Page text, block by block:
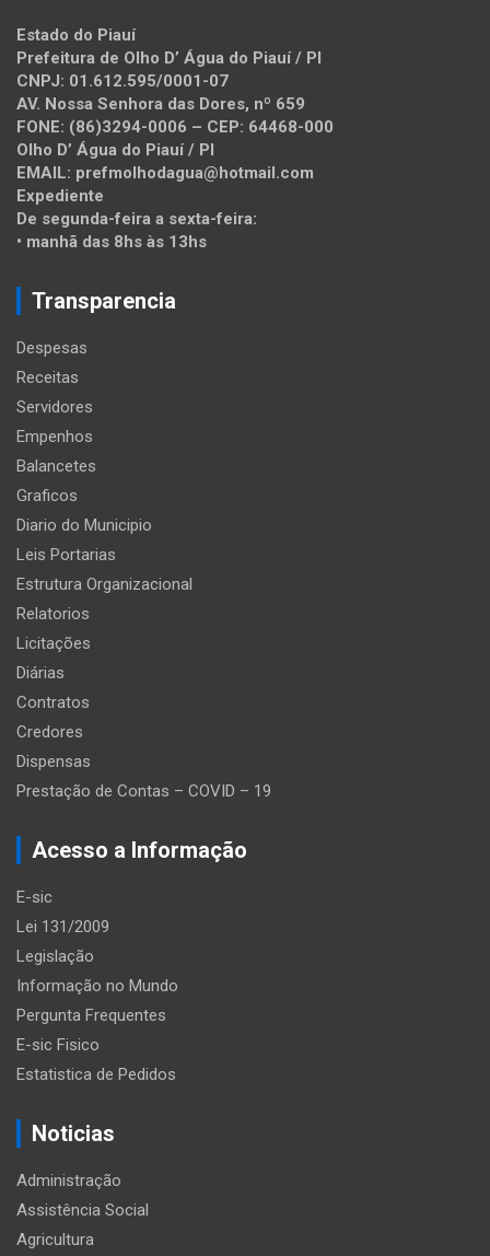
Estado do Piauí
Prefeitura de Olho D’ Água do Piauí / PI
CNPJ: 01.612.595/0001-07
AV. Nossa Senhora das Dores, nº 659
FONE: (86)3294-0006 – CEP: 64468-000
Olho D’ Água do Piauí / PI
EMAIL: prefmolhodagua@hotmail.com
Expediente
De segunda-feira a sexta-feira:
• manhã das 8hs às 13hs
Transparencia
Despesas
Receitas
Servidores
Empenhos
Balancetes
Graficos
Diario do Municipio
Leis Portarias
Estrutura Organizacional
Relatorios
Licitações
Diárias
Contratos
Credores
Dispensas
Prestação de Contas – COVID – 19
Acesso a Informação
E-sic
Lei 131/2009
Legislação
Informação no Mundo
Pergunta Frequentes
E-sic Fisico
Estatistica de Pedidos
Noticias
Administração
Assistência Social
Agricultura